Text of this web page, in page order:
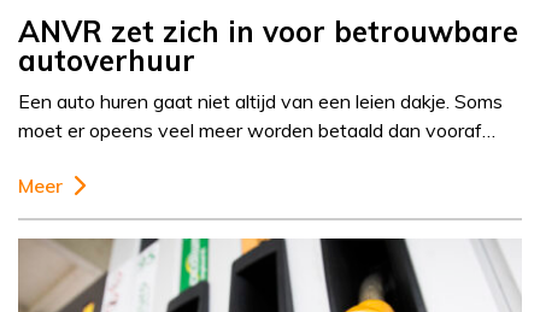
ANVR zet zich in voor betrouwbare
autoverhuur
Een auto huren gaat niet altijd van een leien dakje. Soms
moet er opeens veel meer worden betaald dan vooraf…
Meer